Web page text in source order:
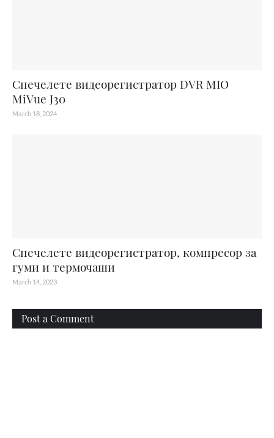
Спечелете видеорегистратор DVR MIO
MiVue J30
March 18, 2024
Спечелете видеорегистратор, компресор за
гуми и термочаши
March 14, 2023
Post a Comment